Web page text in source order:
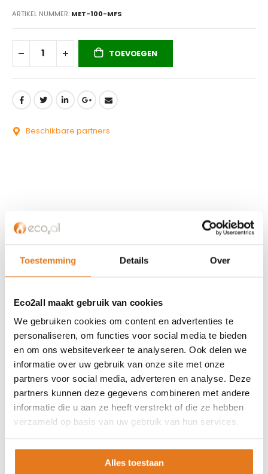
Toestemming Details Over
Eco2all maakt gebruik van cookies
We gebruiken cookies om content en advertenties te
personaliseren, om functies voor social media te bieden
en om ons websiteverkeer te analyseren. Ook delen we
informatie over uw gebruik van onze site met onze
partners voor social media, adverteren en analyse. Deze
partners kunnen deze gegevens combineren met andere
informatie die u aan ze heeft verstrekt of die ze hebben
verzameld op basis van uw gebruik van hun services.
Alles toestaan
ARTIKEL NUMMER MET-100-MFS
TOEVOEGEN
Beschikbare partners
Partner worden?
Over ons
Algemene voorwaarden
ISDE-subsidie
Partner Locator
Contact
ASSORTIMENT
Appendages
Biomassa ketels
Buffervaten